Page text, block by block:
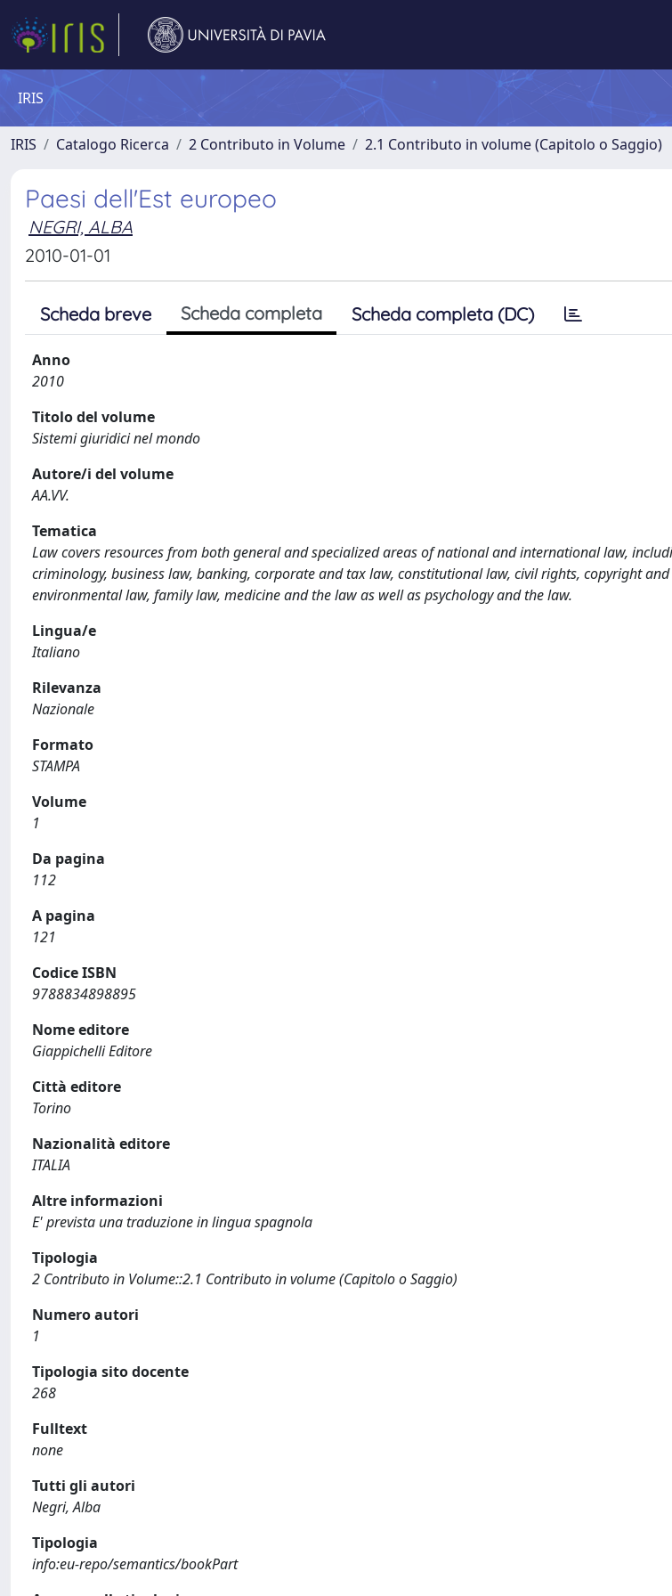
IRIS
IRIS Catalogo Ricerca 2 Contributo in Volume 2.1 Contributo in volume (Capitolo o Saggio)
Paesi dell'Est europeo
NEGRI, ALBA
2010-01-01
Scheda breve Scheda completa Scheda completa (DC)
Anno
2010
Titolo del volume
Sistemi giuridici nel mondo
Autore/i del volume
AA.VV.
Tematica
Law covers resources from both general and specialized areas of national and international law,
criminology, business law, banking, corporate and tax law, constitutional law, civil rights, copyright
environmental law, family law, medicine and the law as well as psychology and the law.
Lingua/e
Italiano
Rilevanza
Nazionale
Formato
STAMPA
Volume
1
Da pagina
112
A pagina
121
Codice ISBN
9788834898895
Nome editore
Giappichelli Editore
Città editore
Torino
Nazionalità editore
ITALIA
Altre informazioni
E' prevista una traduzione in lingua spagnola
Tipologia
2 Contributo in Volume::2.1 Contributo in volume (Capitolo o Saggio)
Numero autori
1
Tipologia sito docente
268
Fulltext
none
Tutti gli autori
Negri, Alba
Tipologia
info:eu-repo/semantics/bookPart